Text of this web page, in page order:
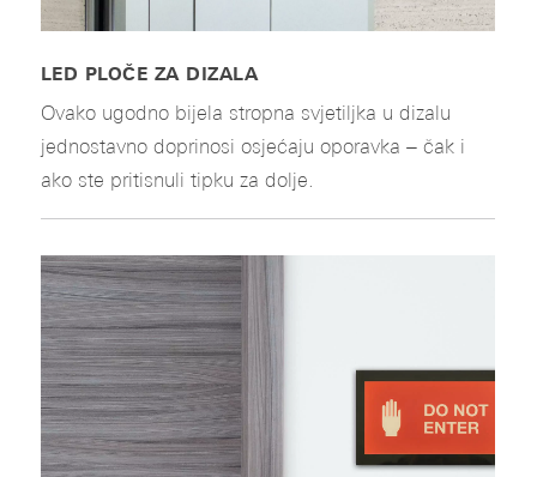
LED PLOČE ZA DIZALA
Ovako ugodno bijela stropna svjetiljka u dizalu
jednostavno doprinosi osjećaju oporavka – čak i
ako ste pritisnuli tipku za dolje.